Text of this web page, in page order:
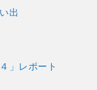
出
」レポート